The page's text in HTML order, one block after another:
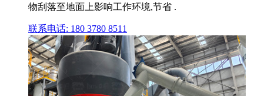
物刮落至地面上影响工作环境,节省 .
联系电话: 180 3780 8511